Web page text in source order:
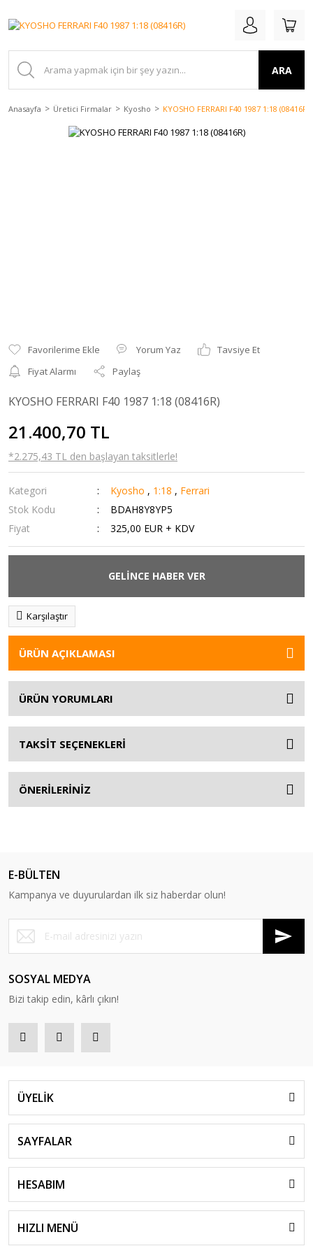
ARA
Anasayfa Üretici Firmalar Kyosho KYOSHO FERRARI F40 1987 1:18 (08416R)
Yorum Yaz
Tavsiye Et
Fiyat Alarmı
Paylaş
KYOSHO FERRARI F40 1987 1:18 (08416R)
21.400,70 TL
*2.275,43 TL den başlayan taksitlerle!
Kategori Kyosho , 1:18 , Ferrari
Stok Kodu
BDAH8Y8YP5
Fiyat
325,00 EUR + KDV
GELİNCE HABER VER
Karşılaştır
ÜRÜN AÇIKLAMASI
ÜRÜN YORUMLARI
TAKSİT SEÇENEKLERİ
ÖNERİLERİNİZ
E-BÜLTEN
Kampanya ve duyurulardan ilk siz haberdar olun!
SOSYAL MEDYA
Bizi takip edin, kârlı çıkın!
ÜYELİK
SAYFALAR
HESABIM
HIZLI MENÜ